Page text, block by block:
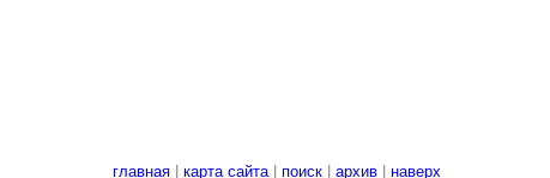
главная карта сайта| поиск архив наверх